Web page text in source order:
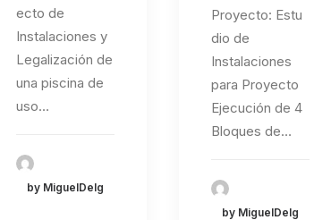
ecto de
Instalaciones y
Legalización de
una piscina de
uso…
by MiguelDelg
Proyecto: Estu
dio de
Instalaciones
para Proyecto
Ejecución de 4
Bloques de…
by MiguelDelg